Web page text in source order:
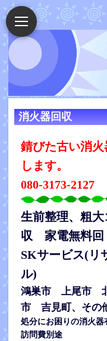
消火器回収
錆びた古い消
します。
080-3173-2127
生前整理、粗
収 家電無料回
SKサービス(リ
ル)
鴻巣市 上尾市
市 吉見町、その
処分にお困りの消火器
訪問費別途